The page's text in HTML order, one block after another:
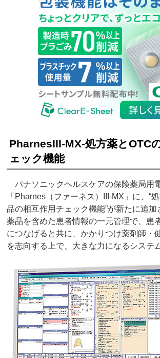
PharnesIII-MX‐処方薬とOTC
ェック機能
パナソニックヘルスケアの保険薬局用
「Pharnes（ファーネス）III-MX」に、“
品の相互作用チェック機能”が新たに追加
薬品を含めた患者情報の一元管理で、患
につなげると共に、かかりつけ薬剤師・
を志向する上で、大きな力になるシステ